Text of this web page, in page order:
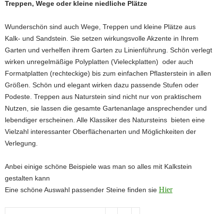
Treppen, Wege oder kleine niedliche Plätze
Wunderschön sind auch Wege, Treppen und kleine Plätze aus
Kalk- und Sandstein. Sie setzen wirkungsvolle Akzente in Ihrem
Garten und verhelfen ihrem Garten zu Linienführung. Schön verlegt
wirken unregelmäßige Polyplatten (Vieleckplatten) oder auch
Formatplatten (rechteckige) bis zum einfachen Pflasterstein in allen
Größen. Schön und elegant wirken dazu passende Stufen oder
Podeste. Treppen aus Naturstein sind nicht nur von praktischem
Nutzen, sie lassen die gesamte Gartenanlage ansprechender und
lebendiger erscheinen. Alle Klassiker des Natursteins bieten eine
Vielzahl interessanter Oberflächenarten und Möglichkeiten der
Verlegung.
Anbei einige schöne Beispiele was man so alles mit Kalkstein
gestalten kann
Eine schöne Auswahl passender Steine finden sie Hier